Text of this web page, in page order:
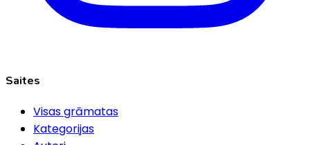
Saites
Visas grāmatas
Kategorijas